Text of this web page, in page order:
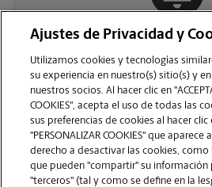
Ajustes de Privacidad y
Utilizamos cookies y tecnologías
su experiencia en nuestro(s) sitio(s) y
nuestros socios. Al hacer clic en
COOKIES", acepta el uso de todas las
sus preferencias de cookies al hacer
"PERSONALIZAR COOKIES" que
derecho a desactivar las cookies, como
que pueden "compartir" su información
"terceros" (tal y como se define en la